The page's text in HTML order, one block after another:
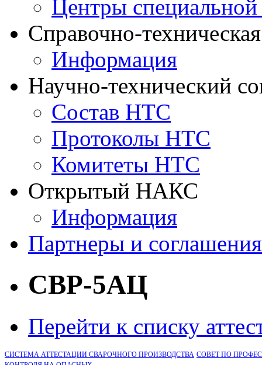
Центры
Справочно-
Информация
Научно-технический
Состав НТС
Протоколы НТС
Комитеты НТС
Открытый НАКС
Информация
Партнеры и соглашения
СВР-5АЦ
Перейти к списку
СИСТЕМА АТТЕСТАЦИИ СВАРОЧНОГО ПРОИЗВОДСТВА СОВЕТ ПО